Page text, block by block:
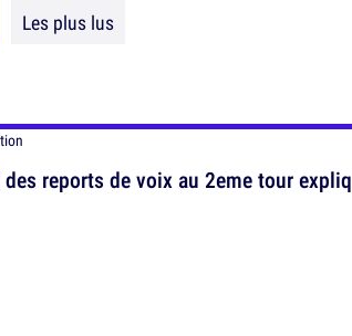
Les plus lus
des reports de voix au 2eme tour